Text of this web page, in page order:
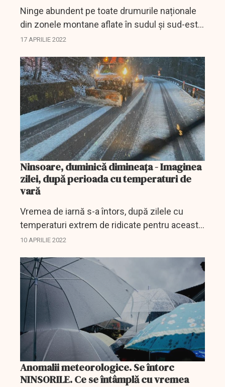
Ninge abundent pe toate drumurile naționale
din zonele montane aflate în sudul și sud-estul
Transilvaniei, în timp ce în restul zonelor plouă
17 APRILIE 2022
Ninsoare, duminică dimineaţa - Imaginea
zilei, după perioada cu temperaturi de
vară
Vremea de iarnă s-a întors, după zilele cu
temperaturi extrem de ridicate pentru această
perioadă.
10 APRILIE 2022
Anomalii meteorologice. Se întorc
NINSORILE. Ce se întâmplă cu vremea